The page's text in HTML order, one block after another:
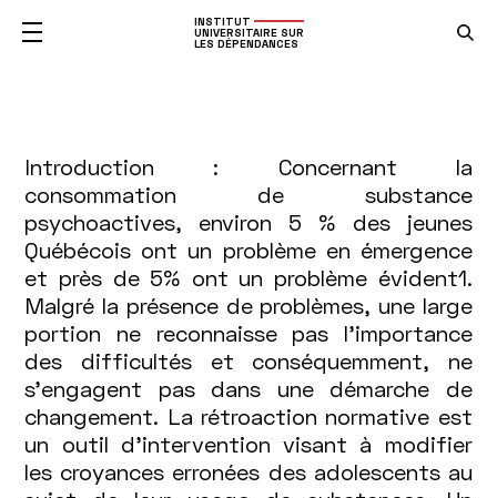
INSTITUT
UNIVERSITAIRE SUR
LES DÉPENDANCES
L'impact
d'une
rétroaction
normative
sur
la
consommation
Introduction : Concernant la
consommation de substance
psychoactives, environ 5 % des jeunes
Québécois ont un problème en émergence
et près de 5% ont un problème évident1.
Malgré la présence de problèmes, une large
portion ne reconnaisse pas l’importance
des difficultés et conséquemment, ne
s’engagent pas dans une démarche de
changement. La rétroaction normative est
un outil d’intervention visant à modifier
les croyances erronées des adolescents au